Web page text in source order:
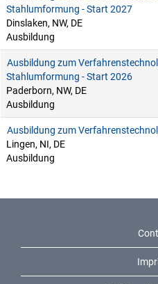
Stahlumformung - Start 2027
Dinslaken, NW, DE
Ausbildung
Ausbildung zum
Stahlumformung - Start 2026
Paderborn, NW, DE
Ausbildung
Ausbildung zum
Lingen, NI, DE
Ausbildung